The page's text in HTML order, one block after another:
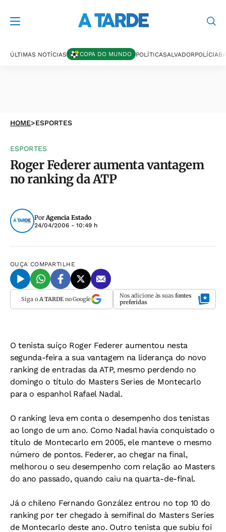
ÚLTIMAS NOTÍCIAS COPA DO MUNDO POLÍTICASALVADORPOLÍCIA
HOME>ESPORTES
ESPORTES
Roger Federer aumenta vantagem
no ranking da ATP
PorAgencia Estado
24/04/2006 - 10:49 h
OUÇA COMPARTILHE
Siga o A TARDEno Google Nos adicione às suas fontes
preferidas
O tenista suíço Roger Federer aumentou nesta
segunda-feira a sua vantagem na liderança do novo
ranking de entradas da ATP, mesmo perdendo no
domingo o título do Masters Series de Montecarlo
para o espanhol Rafael Nadal.
O ranking leva em conta o desempenho dos tenistas
ao longo de um ano. Como Nadal havia conquistado o
título de Montecarlo em 2005, ele manteve o mesmo
número de pontos. Federer, ao chegar na final,
melhorou o seu desempenho com relação ao Masters
do ano passado, quando caiu na quarta-de-final.
Já o chileno Fernando González entrou no top 10 do
ranking por ter chegado à semifinal do Masters Series
de Montecarlo deste ano. Outro tenista que subiu foi